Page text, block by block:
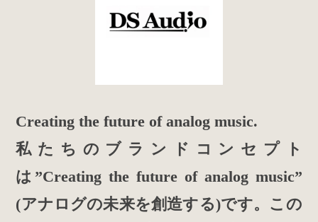
Creating the future of analog music.
私たちのブランドコンセプト
は”Creating the future of analog music”
(アナログの未来を創造する)です。この